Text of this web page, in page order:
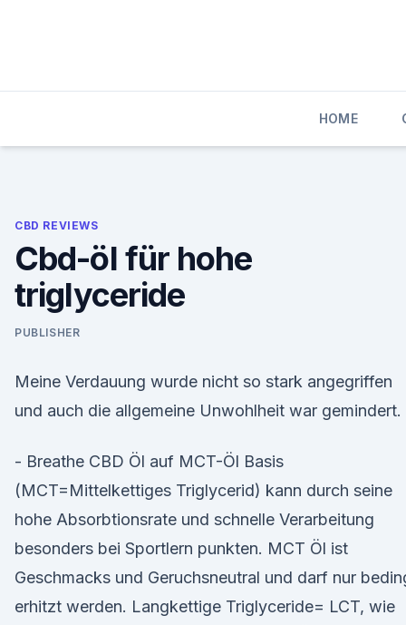
HOME
CBD REVIEWS
Cbd-öl für hohe
triglyceride
PUBLISHER
Meine Verdauung wurde nicht so stark angegriffen
und auch die allgemeine Unwohlheit war gemindert.
- Breathe CBD Öl auf MCT-Öl Basis
(MCT=Mittelkettiges Triglycerid) kann durch seine
hohe Absorbtionsrate und schnelle Verarbeitung
besonders bei Sportlern punkten. MCT Öl ist
Geschmacks und Geruchsneutral und darf nur
erhitzt werden. Langkettige Triglyceride= LCT, wie